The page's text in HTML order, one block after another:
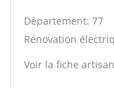
Département: 77
Rénovation
Voir la fiche